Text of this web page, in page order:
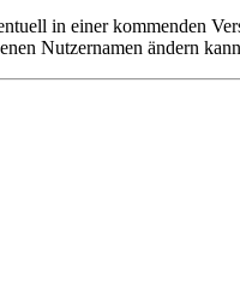
in einer kommenden
Nutzernamen ändern